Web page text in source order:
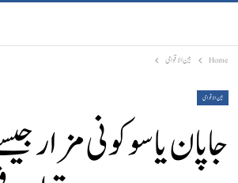
Home بین الاقوامی
بین الاقوامی
جاپان یاسوکونی مزار